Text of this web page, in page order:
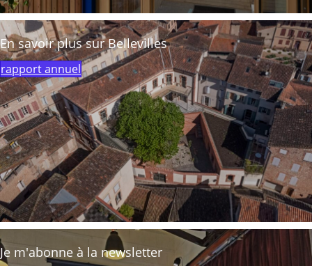
En savoir plus sur Bellevilles
rapport annuel
Je m'abonne à la newsletter